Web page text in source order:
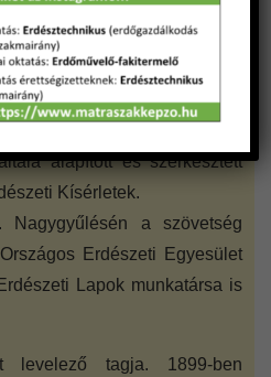
életre az Erdészeti Kísérleti
a Selmeci Akadémia
Vadas Jenő lett,
alapított és szerkesztett
Kísérletek.
a szövetség
Erdészeti Egyesület
Lapok munkatársa is
levelező tagja. 1899-ben